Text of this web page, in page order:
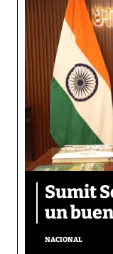
Sumit
un
NACIONAL